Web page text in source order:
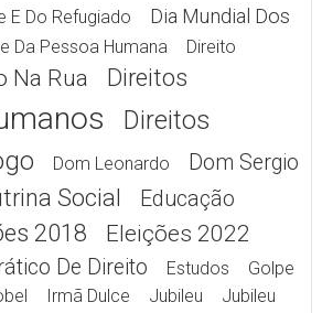
E Do Refugiado
Dia Mundial Dos
Da Pessoa Humana Direito
Na Rua Direitos
Direitos
Dom Leonardo
Dom Sergio
Social Educação
2018 Eleições 2022
De Direito Estudos
Golpe
Irmã Dulce Jubileu Jubileu